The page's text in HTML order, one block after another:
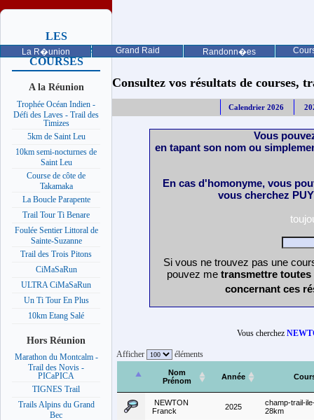
La R�union Grand Raid Randonn�es
LES
PROCHAINES
COURSES
A la Réunion
Trophée Océan Indien -
Défi des Laves - Trail des
Timizes
5km de Saint Leu
10km semi-nocturnes de
Saint Leu
Course de côte de
Takamaka
La Boucle Parapente
Trail Tour Ti Benare
Foulée Sentier Littoral de
Sainte-Suzanne
Trail des Trois Pitons
CiMaSaRun
ULTRA CiMaSaRun
Un Ti Tour En Plus
10km Etang Salé
Hors Réunion
Marathon du Montcalm -
Trail des Novis -
PICaPICA
TIGNES Trail
Trails Alpins du Grand
Bec
Consultez vos résultats de courses,
Calendrier 2026
Vous
en tapant son nom ou
En cas d'homonyme, vous
vous cherchez
Si vous ne trouvez pas une
pouvez me transmettre
concernant ces
Vous cherchez
Afficher éléments
Nom
Prénom
Année
NEWTON
Franck
2025
champ-trail-
28km